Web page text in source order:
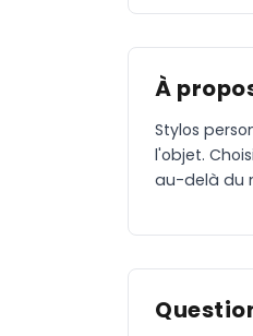
À
Stylos
l'objet.
au-delà du